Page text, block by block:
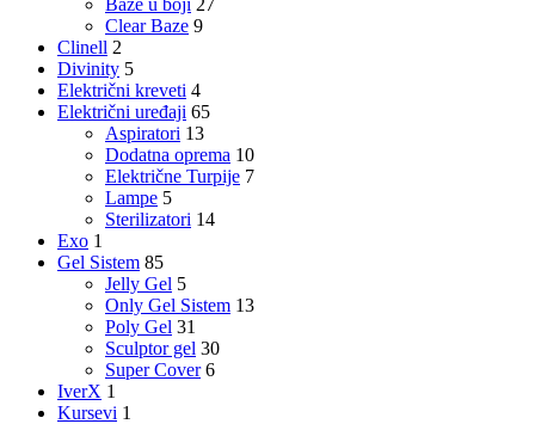
Baze u boji 27
Clear Baze 9
Clinell 2
Divinity 5
Električni kreveti 4
Električni uređaji 65
Aspiratori 13
Dodatna oprema 10
Električne Turpije 7
Lampe 5
Sterilizatori 14
Exo 1
Gel Sistem 85
Jelly Gel 5
Only Gel Sistem 13
Poly Gel 31
Sculptor gel 30
Super Cover 6
IverX 1
Kursevi 1